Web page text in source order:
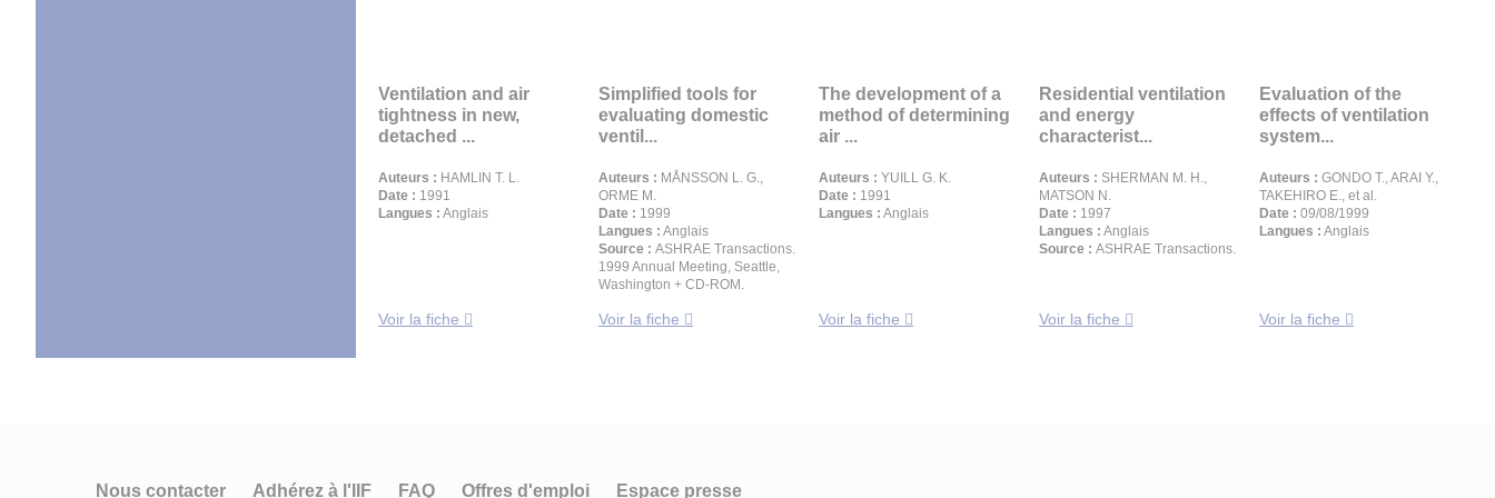
Ventilation and air
tightness in new,
detached ...
Auteurs : HAMLIN T. L.
Date : 1991
Langues : Anglais
Voir la fiche
Simplified tools for
evaluating domestic
ventil...
Auteurs : MÅNSSON L. G.,
ORME M.
Date : 1999
Langues : Anglais
Source : ASHRAE Transactions.
1999 Annual Meeting, Seattle,
Washington + CD-ROM.
Voir la fiche
The development of a
method of determining
air ...
Auteurs : YUILL G. K.
Date : 1991
Langues : Anglais
Voir la fiche
Residential ventilation
and energy
characterist...
Auteurs : SHERMAN M. H.,
MATSON N.
Date : 1997
Langues : Anglais
Source : ASHRAE Transactions.
Voir la fiche
Evaluation of the
effects of ventilation
system...
Auteurs : GONDO T., ARAI Y.,
TAKEHIRO E., et al.
Date : 09/08/1999
Langues : Anglais
Voir la fiche
Nous contacter Adhérez à l'IIF FAQ Offres d'emploi Espace presse